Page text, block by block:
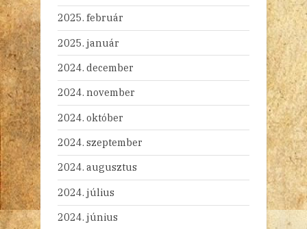
2025. február
2025. január
2024. december
2024. november
2024. október
2024. szeptember
2024. augusztus
2024. július
2024. június